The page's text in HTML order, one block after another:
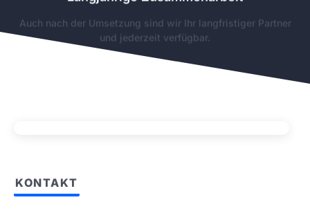
Auch nach der Umsetzung sind wir Ihr langfristiger Partner
und jederzeit verfügbar.
KONTAKT